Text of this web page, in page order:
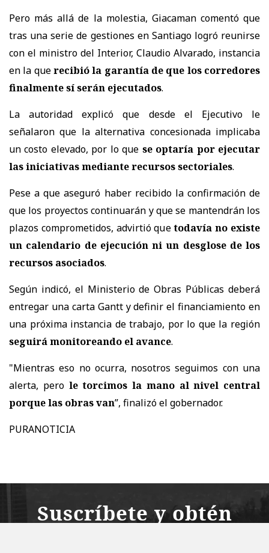
Pero más allá de la molestia, Giacaman comentó que
tras una serie de gestiones en Santiago logró reunirse
con el ministro del Interior, Claudio Alvarado, instancia
en la querecibió la garantía de que los corredores
finalmente sí serán ejecutados.
La autoridad explicó que desde el Ejecutivo le
señalaron que la alternativa concesionada implicaba
un costo elevado, por lo que se optaría por ejecutar
las iniciativas mediante recursos sectoriales.
Pese a que aseguró haber recibido la confirmación de
que los proyectos continuarán y que se mantendrán los
plazos comprometidos, advirtió quetodavía no existe
un calendario de ejecución ni un desglose de los
recursos asociados.
Según indicó, el Ministerio de Obras Públicas deberá
entregar una carta Gantt y definir el financiamiento en
una próxima instancia de trabajo, por lo que la región
seguirá monitoreando el avance.
"Mientras eso no ocurra, nosotros seguimos con una
alerta, pero le torcimos la mano al nivel central
porque las obras van”, finalizó el gobernador.
PURANOTICIA